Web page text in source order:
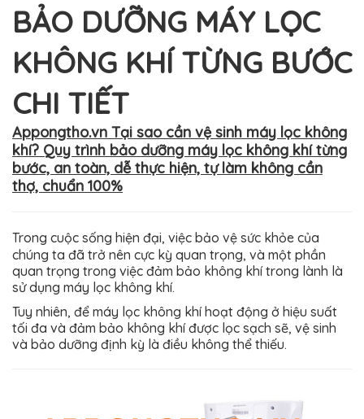
BẢO DƯỠNG MÁY LỌC
KHÔNG KHÍ TỪNG BƯỚC
CHI TIẾT
Appongtho.vn Tại sao cần vệ sinh máy lọc không
khí? Quy trình bảo dưỡng máy lọc không khí từng
bước, an toàn, dễ thực hiện, tự làm không cần
thợ, chuẩn 100%
Trong cuộc sống hiện đại, việc bảo vệ sức khỏe của
chúng ta đã trở nên cực kỳ quan trọng, và một phần
quan trọng trong việc đảm bảo không khí trong lành là
sử dụng máy lọc không khí.
Tuy nhiên, để máy lọc không khí hoạt động ở hiệu suất
tối đa và đảm bảo không khí được lọc sạch sẽ, vệ sinh
và bảo dưỡng định kỳ là điều không thể thiếu.